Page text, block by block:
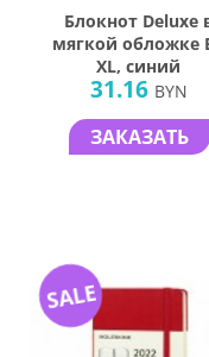
Блокнот Deluxe
мягкой обложке
XL, синий
31.16 BYN
ЗАКАЗАТЬ
SALE